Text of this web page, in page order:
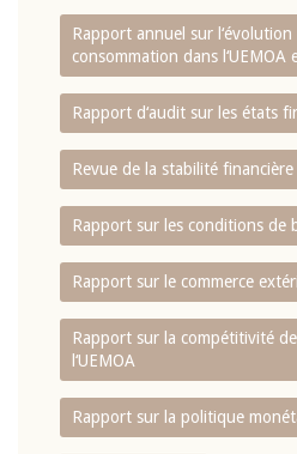
Rapport annuel sur l‘évolution
consommation dans l‘UEMOA
Rapport d‘audit sur les états
Revue de la stabilité financière
Rapport sur les conditions de
Rapport sur le commerce
Rapport sur la compétitivité
l‘UEMOA
Rapport sur la politique